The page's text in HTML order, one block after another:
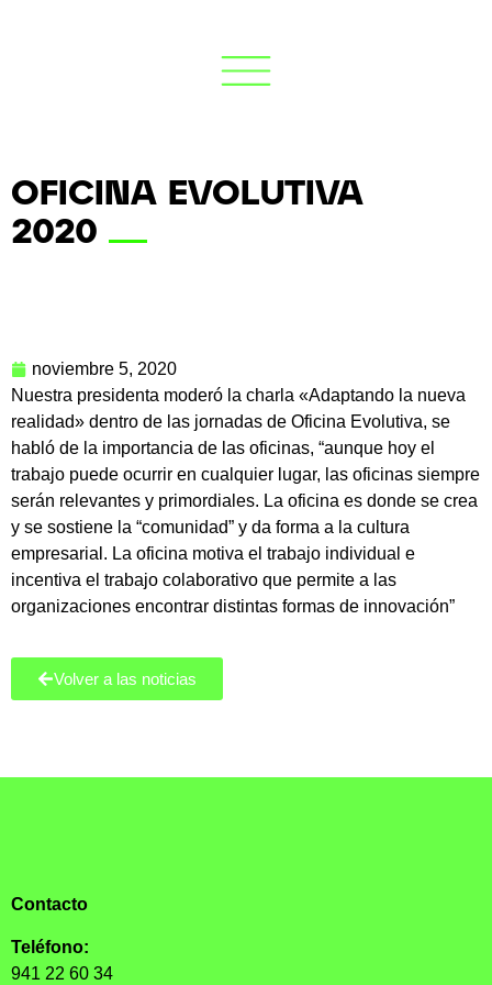
OFICINA EVOLUTIVA
2020
noviembre 5, 2020
Nuestra presidenta moderó la charla «Adaptando la nueva
realidad» dentro de las jornadas de Oficina Evolutiva, se
habló de la importancia de las oficinas, “aunque hoy el
trabajo puede ocurrir en cualquier lugar, las oficinas siempre
serán relevantes y primordiales. La oficina es donde se crea
y se sostiene la “comunidad” y da forma a la cultura
empresarial. La oficina motiva el trabajo individual e
incentiva el trabajo colaborativo que permite a las
organizaciones encontrar distintas formas de innovación”
Volver a las noticias
Contacto
Teléfono:
941 22 60 34